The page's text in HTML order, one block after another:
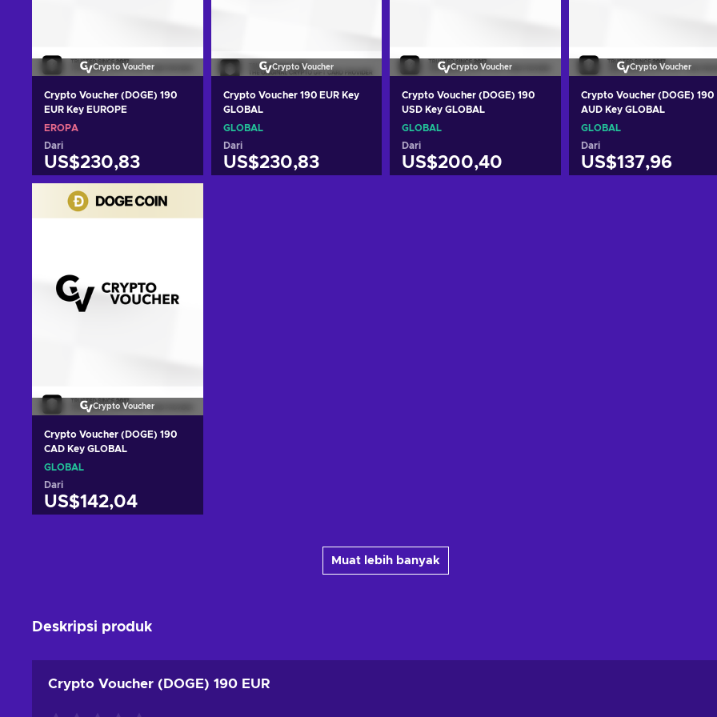
Crypto Voucher
Crypto Voucher (DOGE) 190
EUR Key EUROPE
EROPA
Dari
US$230,83
Tambah ke keranjang
Crypto Voucher
Crypto Voucher 190 EUR Key
GLOBAL
GLOBAL
Dari
US$230,83
Crypto Voucher
Crypto Voucher (DOGE) 190
USD Key GLOBAL
GLOBAL
Dari
US$200,40
Crypto Voucher
Crypto Voucher (DOGE) 190
AUD Key GLOBAL
GLOBAL
Dari
US$137,96
Crypto Voucher
Crypto Voucher (DOGE) 190
CAD Key GLOBAL
GLOBAL
Dari
US$142,04
Muat lebih banyak
Deskripsi produk
Crypto Voucher (DOGE) 190 EUR